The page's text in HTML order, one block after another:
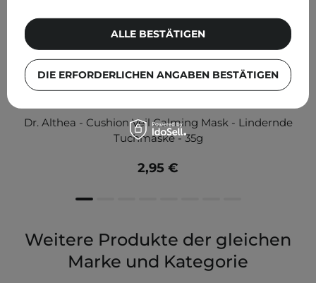
Dr. Althea - Cushion Veil Calming Mask - Lindernde
Tuchmaske - 35g
2,95 €
Weitere Produkte der gleichen
Marke und Kategorie
DIE ERFORDERLICHEN ANGABEN BESTÄTIGEN
ALLE BESTÄTIGEN